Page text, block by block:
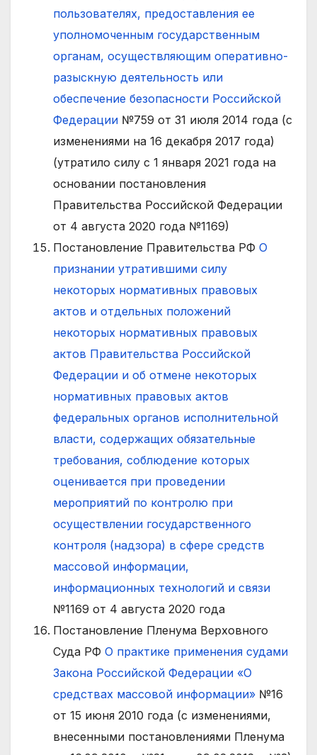
пользователях, предоставления ее
уполномоченным государственным
органам, осуществляющим оперативно-
разыскную деятельность или
обеспечение безопасности Российской
Федерации №759 от 31 июля 2014 года (с
изменениями на 16 декабря 2017 года)
(утратило силу с 1 января 2021 года на
основании постановления
Правительства Российской Федерации
от 4 августа 2020 года №1169)
Постановление Правительства РФ О
признании утратившими силу
некоторых нормативных правовых
актов и отдельных положений
некоторых нормативных правовых
актов Правительства Российской
Федерации и об отмене некоторых
нормативных правовых актов
федеральных органов исполнительной
власти, содержащих обязательные
требования, соблюдение которых
оценивается при проведении
мероприятий по контролю при
осуществлении государственного
контроля (надзора) в сфере средств
массовой информации,
информационных технологий и связи
№1169 от 4 августа 2020 года
Постановление Пленума Верховного
Суда РФ О практике применения судами
Закона Российской Федерации «О
средствах массовой информации» №16
от 15 июня 2010 года (с изменениями,
внесенными постановлениями Пленума